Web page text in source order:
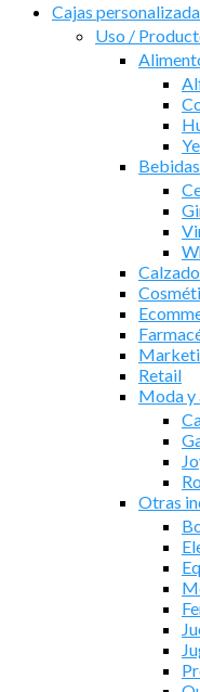
Cajas
Uso /
Bebidas
Retail
Moda y
Otras